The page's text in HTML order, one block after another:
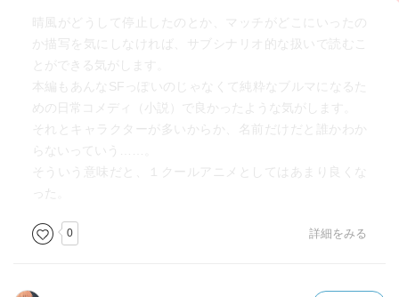
晴風がどうして停止したのとか、マッチがどこにいったの
か描写を気にしなければ、サブシナリオ的な扱いで読むこ
とができる気がします。
本編もあんなSFっぽいのじゃなくて純粋なブルマになるた
めの日常コメディ（小説）で良かったような気がします。
それとキャラクターが多いからか、名前だけだと誰かわか
らないっていう……。
そういう意味だと、１クールアニメとしてはあまり良くな
った。
0 詳細をみる